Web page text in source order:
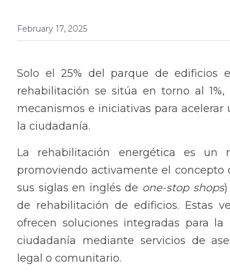
February 17, 2025
Solo el 25% del parque de edificios
rehabilitación se sitúa en torno al
mecanismos e iniciativas para
la ciudadanía.
La rehabilitación energética es un
promoviendo activamente el concepto
sus siglas en inglés de one-stop shops
de rehabilitación de edificios. Estas
ofrecen soluciones integradas para
ciudadanía mediante servicios de
legal o comunitario.